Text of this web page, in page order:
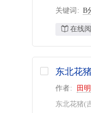
关键词 Β
在线
东北花
作者 田明
东北花猪(